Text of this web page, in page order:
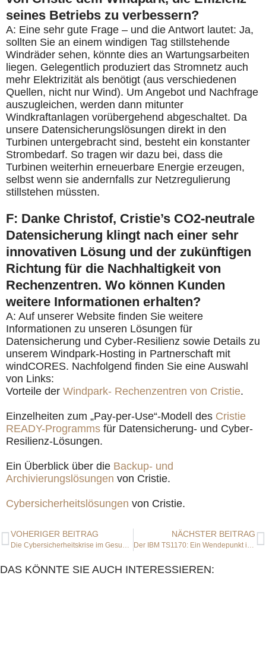
seines Betriebs zu verbessern?
A: Eine sehr gute Frage – und die Antwort lautet: Ja,
sollten Sie an einem windigen Tag stillstehende
Windräder sehen, könnte dies an Wartungsarbeiten
liegen. Gelegentlich produziert das Stromnetz auch
mehr Elektrizität als benötigt (aus verschiedenen
Quellen, nicht nur Wind). Um Angebot und Nachfrage
auszugleichen, werden dann mitunter
Windkraftanlagen vorübergehend abgeschaltet. Da
unsere Datensicherungslösungen direkt in den
Turbinen untergebracht sind, besteht ein konstanter
Strombedarf. So tragen wir dazu bei, dass die
Turbinen weiterhin erneuerbare Energie erzeugen,
selbst wenn sie andernfalls zur Netzregulierung
stillstehen müssten.
F: Danke Christof, Cristie’s CO2-neutrale
Datensicherung klingt nach einer sehr
innovativen Lösung und der zukünftigen
Richtung für die Nachhaltigkeit von
Rechenzentren. Wo können Kunden
weitere Informationen erhalten?
A: Auf unserer Website finden Sie weitere
Informationen zu unseren Lösungen für
Datensicherung und Cyber-Resilienz sowie Details zu
unserem Windpark-Hosting in Partnerschaft mit
windCORES. Nachfolgend finden Sie eine Auswahl
von Links:
Vorteile der Windpark- Rechenzentren von Cristie.
Einzelheiten zum „Pay-per-Use“-Modell des Cristie
READY-Programms für Datensicherung- und Cyber-
Resilienz-Lösungen.
Ein Überblick über die Backup- und
Archivierungslösungen von Cristie.
Cybersicherheitslösungen von Cristie.
VOHERIGER BEITRAG
Die Cybersicherheitskrise im Gesundheitswesen: Deutschland im Visier von Cyberangriffen
NÄCHSTER BEITRAG
Der IBM TS1170: Ein Wendepunkt in der HPC-Datenspeicherung
DAS KÖNNTE SIE AUCH INTERESSIEREN: